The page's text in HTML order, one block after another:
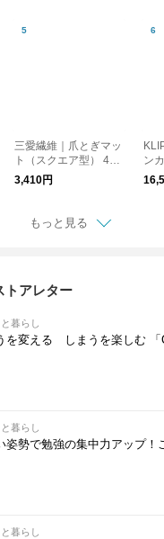
三愛繊維｜爪とぎマッ
ト（スクエア型） 47×
60cm
3,410円
ン
もっと見る
トアレター
暮らし
を変える しまうを楽しむ 「
暮らし
姿勢で勉強の集中力アップ！
暮らし